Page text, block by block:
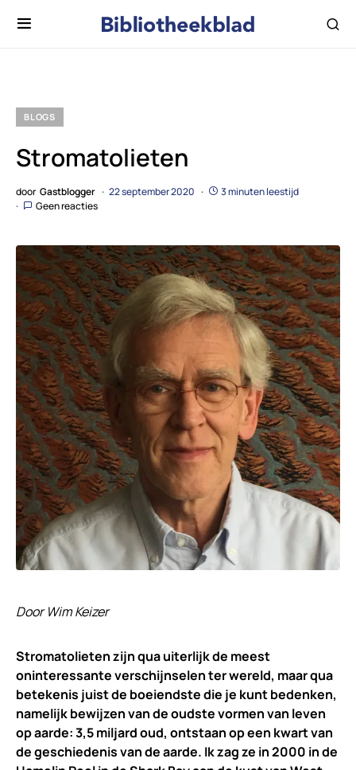
BLOGS
Stromatolieten
door Gastblogger 22 september 2020
3 minuten leestijd
Geen reacties
Door Wim Keizer
Stromatolieten zijn qua uiterlijk de meest
oninteressante verschijnselen ter wereld, maar qua
betekenis juist de boeiendste die je kunt bedenken,
namelijk bewijzen van de oudste vormen van leven
op aarde: 3,5 miljard oud, ontstaan op een kwart van
de geschiedenis van de aarde. Ik zag ze in 2000 in de